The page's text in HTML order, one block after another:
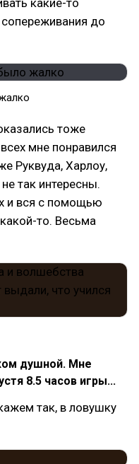
какие-то
до
тоже
мне понравился
Руквуда, Харлоу,
так интересны.
и вся с помощью
то. Весьма
душной. Мне
8.5 часов игры...
так, в ловушку